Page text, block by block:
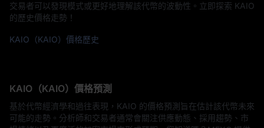
交易者可以發現模式或更好地理解該代幣的波動性。立即探索 KAIO
的歷史價格走勢！
KAIO（KAIO）價格歷史
KAIO（KAIO）價格預測
基於代幣經濟學和過往表現，KAIO 的價格預測旨在估計該代幣未來
可能的走勢。分析師和交易者通常會關注供應動態、採用趨勢、市